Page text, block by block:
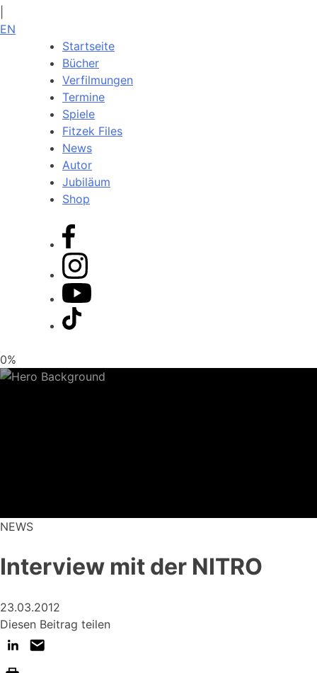
EN
Startseite
Bücher
Verfilmungen
Termine
Spiele
Fitzek Files
News
Autor
Jubiläum
Shop
0%
NEWS
Interview mit der NITRO
23.03.2012
Diesen Beitrag teilen